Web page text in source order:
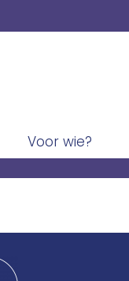
Voor wie?